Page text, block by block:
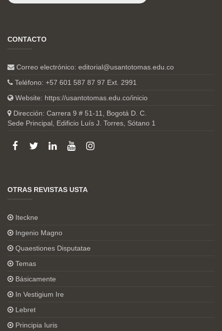
CONTACTO
Correo electrónico: editorial@usantotomas.edu.co
Teléfono: +57 601 587 87 97 Ext. 2991
Website: https://usantotomas.edu.co/inicio
Dirección: Carrera 9 # 51-11, Bogotá D. C.
Sede Principal, Edificio Luís J. Torres, Sótano 1
OTRAS REVISTAS USTA
Iteckne
Ingenio Magno
Quaestiones Disputatae
Temas
Básicamente
In Vestigium Ire
Lebret
Principia Iuris